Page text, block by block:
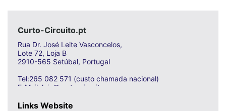
Curto-Circuito.pt
Rua Dr. José Leite Vasconcelos,
Lote 72, Loja B
2910-565 Setúbal, Portugal
Tel:265 082 571 (custo chamada nacional)
E-Mail: loja@curto-circuito.com
Links Website